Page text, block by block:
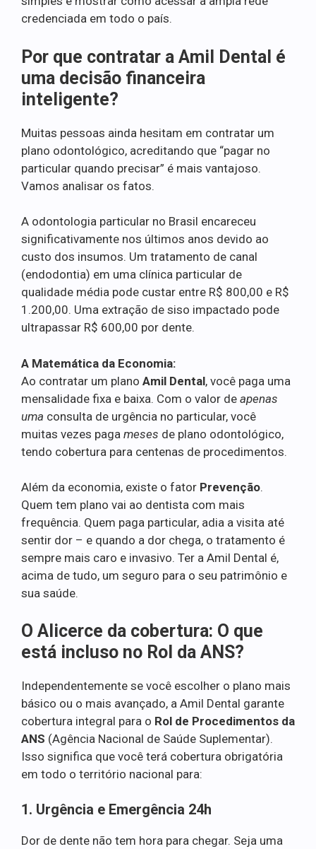
credenciada em todo o país.
Por que contratar a Amil Dental é
uma decisão financeira
inteligente?
Muitas pessoas ainda hesitam em contratar um
plano odontológico, acreditando que “pagar no
particular quando precisar” é mais vantajoso.
Vamos analisar os fatos.
A odontologia particular no Brasil encareceu
significativamente nos últimos anos devido ao
custo dos insumos. Um tratamento de canal
(endodontia) em uma clínica particular de
qualidade média pode custar entre R$ 800,00 e R$
1.200,00. Uma extração de siso impactado pode
ultrapassar R$ 600,00 por dente.
A Matemática da Economia:
Ao contratar um plano Amil Dental, você paga uma
mensalidade fixa e baixa. Com o valor de apenas
uma consulta de urgência no particular, você
muitas vezes paga meses de plano odontológico,
tendo cobertura para centenas de procedimentos.
Além da economia, existe o fator Prevenção.
Quem tem plano vai ao dentista com mais
frequência. Quem paga particular, adia a visita até
sentir dor – e quando a dor chega, o tratamento é
sempre mais caro e invasivo. Ter a Amil Dental é,
acima de tudo, um seguro para o seu patrimônio e
sua saúde.
O Alicerce da cobertura: O que
está incluso no Rol da ANS?
Independentemente se você escolher o plano mais
básico ou o mais avançado, a Amil Dental garante
cobertura integral para o Rol de Procedimentos da
ANS (Agência Nacional de Saúde Suplementar).
Isso significa que você terá cobertura obrigatória
em todo o território nacional para:
1. Urgência e Emergência 24h
Dor de dente não tem hora para chegar. Seja uma